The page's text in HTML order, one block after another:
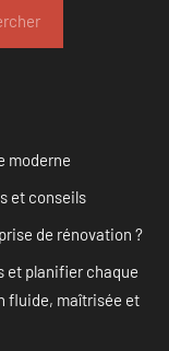
moderne
et conseils
de rénovation ?
et planifier chaque
fluide, maîtrisée et